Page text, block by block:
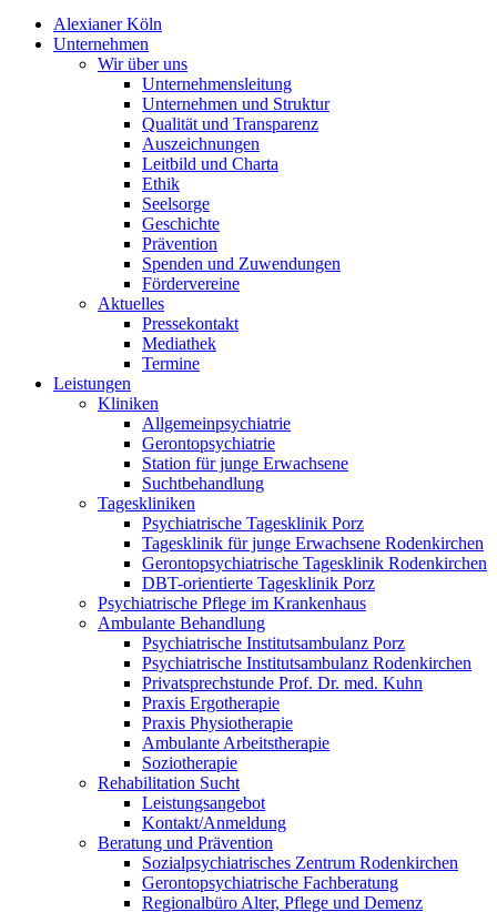
Alexianer Köln
Unternehmen
Wir über uns
Unternehmensleitung
Unternehmen und Struktur
Qualität und Transparenz
Auszeichnungen
Leitbild und Charta
Ethik
Seelsorge
Geschichte
Prävention
Spenden und Zuwendungen
Fördervereine
Aktuelles
Pressekontakt
Mediathek
Termine
Leistungen
Kliniken
Allgemeinpsychiatrie
Gerontopsychiatrie
Station für junge Erwachsene
Suchtbehandlung
Tageskliniken
Psychiatrische Tagesklinik Porz
Tagesklinik für junge Erwachsene Rodenkirchen
Gerontopsychiatrische Tagesklinik Rodenkirchen
DBT-orientierte Tagesklinik Porz
Psychiatrische Pflege im Krankenhaus
Ambulante Behandlung
Psychiatrische Institutsambulanz Porz
Psychiatrische Institutsambulanz Rodenkirchen
Privatsprechstunde Prof. Dr. med. Kuhn
Praxis Ergotherapie
Praxis Physiotherapie
Ambulante Arbeitstherapie
Soziotherapie
Rehabilitation Sucht
Leistungsangebot
Kontakt/Anmeldung
Beratung und Prävention
Sozialpsychiatrisches Zentrum Rodenkirchen
Gerontopsychiatrische Fachberatung
Regionalbüro Alter, Pflege und Demenz